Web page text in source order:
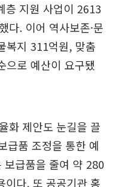
층 지원 사업이 2613
다. 이어 역사보존·문
복지 311억원, 맞춤
으로 예산이 요구됐
화 제안도 눈길을 끌
급품 조정을 통한 예
급품을 줄여 약 280
이다. 또 공공기관 홍